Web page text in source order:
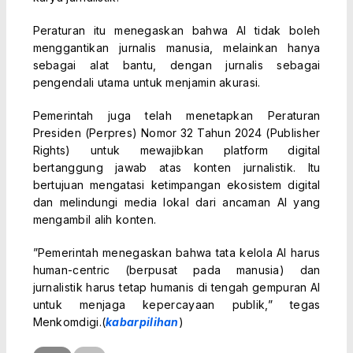
Peraturan itu menegaskan bahwa AI tidak boleh
menggantikan jurnalis manusia, melainkan hanya
sebagai alat bantu, dengan jurnalis sebagai
pengendali utama untuk menjamin akurasi.
Pemerintah juga telah menetapkan Peraturan
Presiden (Perpres) Nomor 32 Tahun 2024 (Publisher
Rights) untuk mewajibkan platform digital
bertanggung jawab atas konten jurnalistik. Itu
bertujuan mengatasi ketimpangan ekosistem digital
dan melindungi media lokal dari ancaman AI yang
mengambil alih konten.
”Pemerintah menegaskan bahwa tata kelola AI harus
human-centric (berpusat pada manusia) dan
jurnalistik harus tetap humanis di tengah gempuran AI
untuk menjaga kepercayaan publik,” tegas
Menkomdigi.(kabarpilihan)